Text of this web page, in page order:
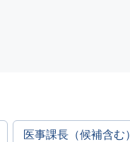
医事課長（候補含む）